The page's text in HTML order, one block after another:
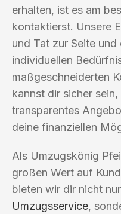
erhalten, ist es am
kontaktierst. Unsere
und Tat zur Seite
individuellen
maßgeschneiderten
kannst dir sicher
transparentes
deine finanziellen
Als Umzugskönig
großen Wert auf
bieten wir dir nicht
Umzugsservice,